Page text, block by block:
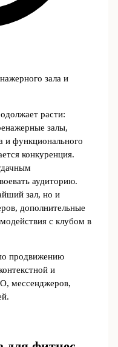
зала и
расти:
залы,
и функционального
конкуренция.
аудиторию.
зал, но и
дополнительные
с клубом в
продвижению
и
мессенджеров,